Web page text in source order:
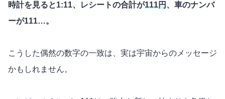
時計を見ると1:11、レシートの合計が111円、車のナンバ
ーが111…。
こうした偶然の数字の一致は、実は宇宙からのメッセージ
かもしれません。